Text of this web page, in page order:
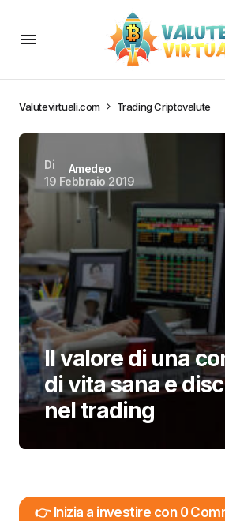
Valutevirtuali.com Trading Criptovalute
Di
Amedeo
19 Febbraio 2019
Il valore di una
di vita sana e
nel trading
👉 Inizia a investire con 0